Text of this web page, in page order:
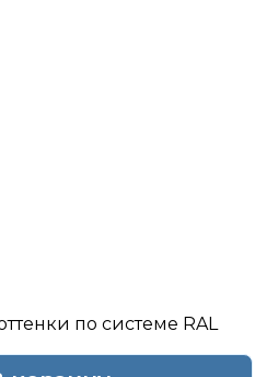
по системе RAL